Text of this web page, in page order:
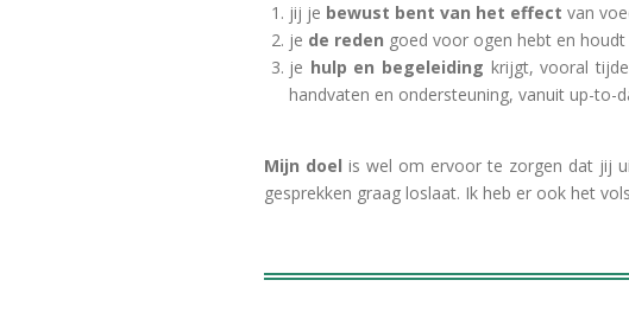
jij je bewust bent van het effect van
je de reden goed voor ogen hebt en
je hulp en begeleiding krijgt, vooral
handvaten en ondersteuning, vanuit up-to-
Mijn doel is wel om ervoor te zorgen dat jij
gesprekken graag loslaat. Ik heb er ook het